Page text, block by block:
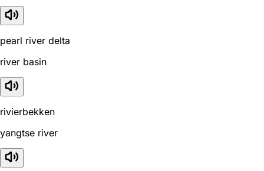
pearl river delta
river basin
rivierbekken
yangtse river